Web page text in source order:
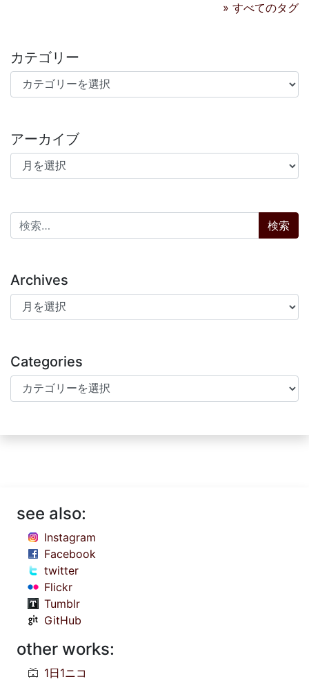
» すべてのタグ
カテゴリー
カテゴリー
アーカイブ
アーカイブ
検索:
Archives
Archives
Categories
Categories
see also:
Instagram
Facebook
twitter
Flickr
Tumblr
GitHub
other works:
1日1ニコ